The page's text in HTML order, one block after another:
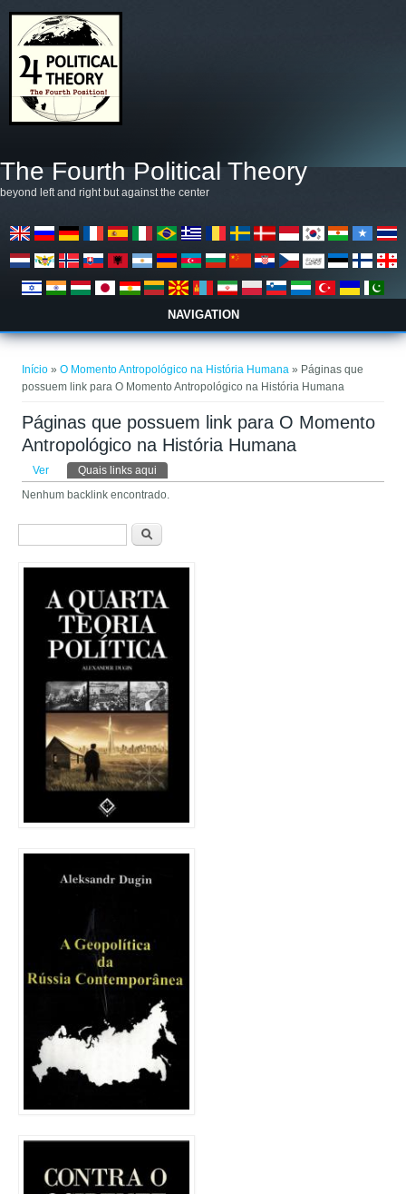
The Fourth Political Theory
beyond left and right but against the center
NAVIGATION
Início »O Momento Antropológico na História Humana » Páginas que
possuem link para O Momento Antropológico na História Humana
Páginas que possuem link para O Momento
Antropológico na História Humana
Abas primárias
Ver Quais links aqui
Nenhum backlink encontrado.
Formulário de busca